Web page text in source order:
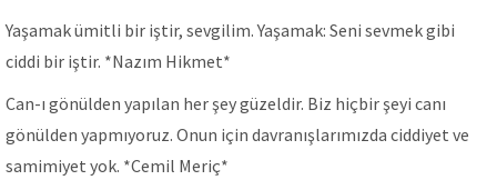
Yaşamak ümitli bir iştir, sevgilim. Yaşamak: Seni sevmek gibi
ciddi bir iştir. *Nazım Hikmet*
Can-ı gönülden yapılan her şey güzeldir. Biz hiçbir şeyi canı
gönülden yapmıyoruz. Onun için davranışlarımızda ciddiyet ve
samimiyet yok. *Cemil Meriç*